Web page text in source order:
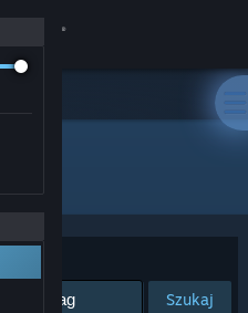
Szukaj